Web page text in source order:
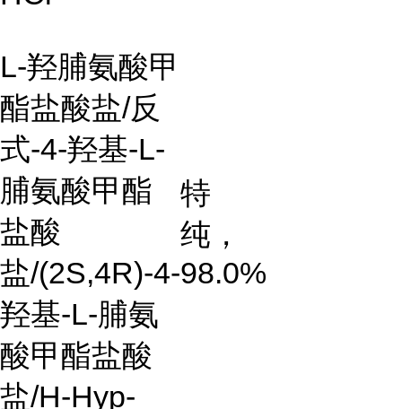
L-羟脯氨酸甲
酯盐酸盐/反
式-4-羟基-L-
脯氨酸甲酯
盐酸
盐/(2S,4R)-4-
羟基-L-脯氨
酸甲酯盐酸
盐/H-Hyp-
特
纯，
98.0%